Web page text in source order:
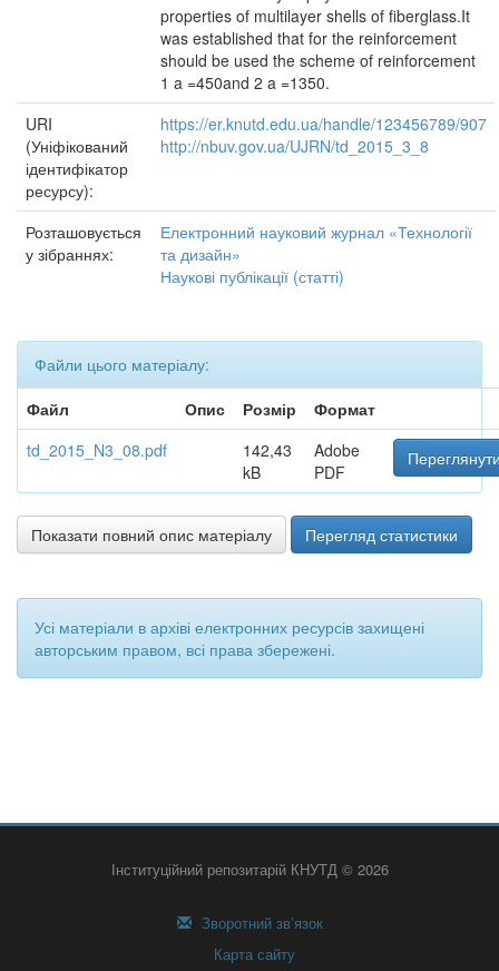
properties of multilayer shells of fiberglass.It
was established that for the reinforcement
should be used the scheme of reinforcement
1 a =450and 2 a =1350.
URI
(Уніфікований
ідентифікатор
ресурсу):
https://er.knutd.edu.ua/handle/123456789/907
http://nbuv.gov.ua/UJRN/td_2015_3_8
Розташовується
у зібраннях:
Електронний науковий журнал «Технології
та дизайн»
Наукові публікації (статті)
Файли цього матеріалу:
Файл
Опис Розмір
Формат
td_2015_N3_08.pdf
142,43
kB
Adobe
PDF
Показати повний опис матеріалу Перегляд статистики
Усі матеріали в архіві електронних ресурсів захищені
авторським правом, всі права збережені.
Інституційний репозитарій КНУТД © 2026
Зворотний зв’язок
Карта сайту